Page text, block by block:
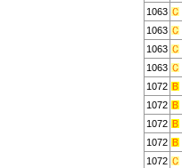
1063
1063
1063
1063
1072
1072
1072
1072
1072